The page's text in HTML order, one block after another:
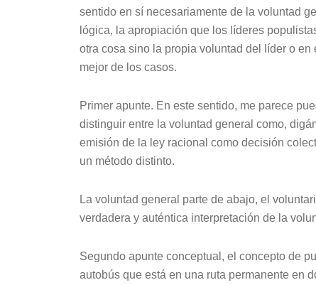
sentido en sí necesariamente de la voluntad
lógica, la apropiación que los líderes
otra cosa sino la propia voluntad del líder o
mejor de los casos.
Primer apunte. En este sentido, me parece
distinguir entre la voluntad general como,
emisión de la ley racional como decisión
un método distinto.
La voluntad general parte de abajo, el
verdadera y auténtica interpretación de la
Segundo apunte conceptual, el concepto de
autobús que está en una ruta permanente en